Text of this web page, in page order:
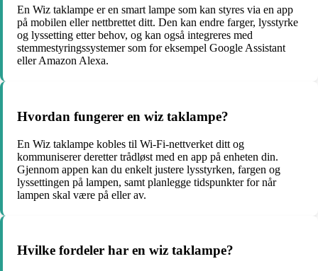
En Wiz taklampe er en smart lampe som kan styres via en app
på mobilen eller nettbrettet ditt. Den kan endre farger, lysstyrke
og lyssetting etter behov, og kan også integreres med
stemmestyringssystemer som for eksempel Google Assistant
eller Amazon Alexa.
Hvordan fungerer en wiz taklampe?
En Wiz taklampe kobles til Wi-Fi-nettverket ditt og
kommuniserer deretter trådløst med en app på enheten din.
Gjennom appen kan du enkelt justere lysstyrken, fargen og
lyssettingen på lampen, samt planlegge tidspunkter for når
lampen skal være på eller av.
Hvilke fordeler har en wiz taklampe?